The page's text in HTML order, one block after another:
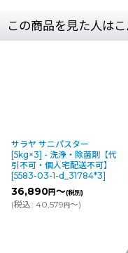
この商品を見た人は
サラヤ サニパスター
[5kg×3] - 洗浄・除菌剤【代
引不可・個人宅配送不可】
[5583-03-1-d_31784*3]
36,890円～(税別)
(税込: 40,579円～)